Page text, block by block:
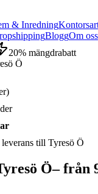
& Inredning
BloggOm oss
20% mängdrabatt
Ö
till Tyresö Ö
Ö– från